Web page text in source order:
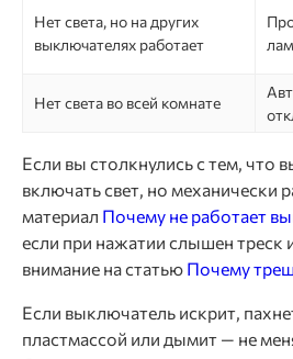
Нет света, но на других
выключателях работает
Нет света во всей комнате
Если вы столкнулись с тем, что
включать свет, но механически
материал Почему не работает
если при нажатии слышен треск
внимание на статью Почему
Если выключатель искрит,
пластмассой или дымит — не